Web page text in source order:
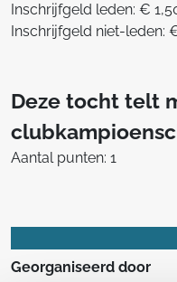
Inschrijfgeld leden: €
Inschrijfgeld niet-leden:
Deze tocht telt
Aantal punten: 1
Georganiseerd door